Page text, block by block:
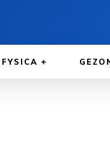
FYSICA